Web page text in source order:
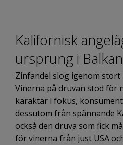
Kalifornisk
ursprung i Balkan
Zinfandel slog igenom stort
Vinerna på druvan stod för
karaktär i fokus,
dessutom från spännande
också den druva som fick
för vinerna från just USA